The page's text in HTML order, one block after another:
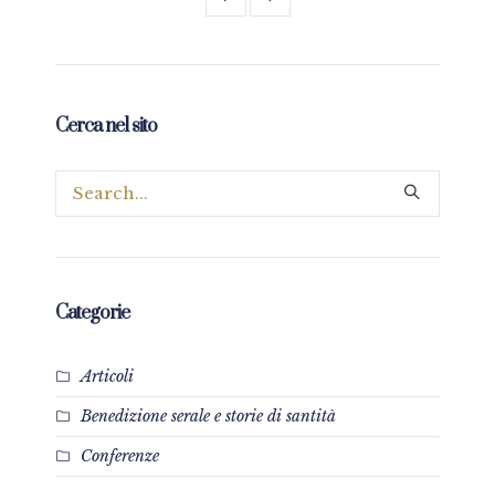
Cerca nel sito
Categorie
Articoli
Benedizione serale e storie di santità
Conferenze